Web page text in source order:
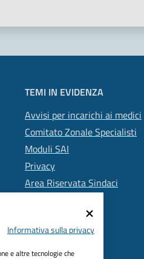
TEMI IN EVIDENZA
Avvisi per incarichi ai medici
Comitato Zonale Specialisti
Moduli SAI
Privacy
Area Riservata Sindaci
Informativa sulla privacy
e altre tecnologie che